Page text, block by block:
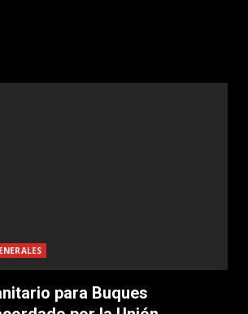
para Buques